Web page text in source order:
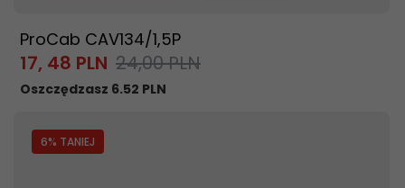
ProCab CAV134/1,5P
17, 48 PLN 24,00 PLN
Oszczędzasz 6.52 PLN
6% TANIEJ